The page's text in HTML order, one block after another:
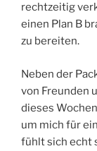
rechtzeitig
einen Plan B
zu bereiten.
Neben der
von Freunden
dieses
um mich für
fühlt sich echt